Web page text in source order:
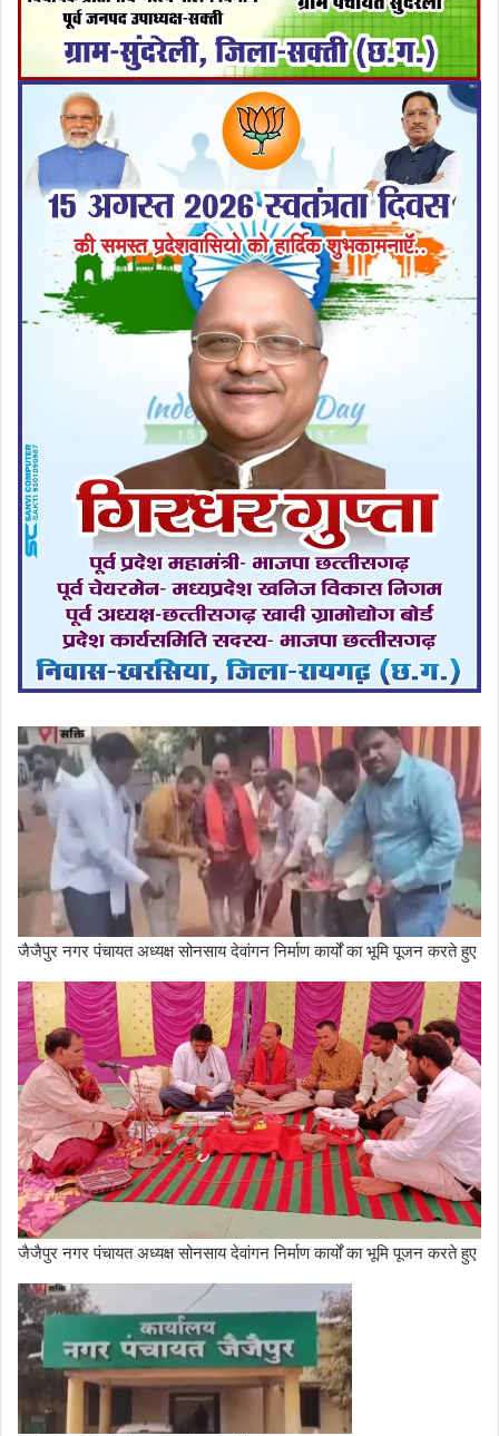
जैजैपुर नगर पंचायत अध्यक्ष सोनसाय देवांगन निर्माण कार्यों का भूमि पूजन करते हुए
जैजैपुर नगर पंचायत अध्यक्ष सोनसाय देवांगन निर्माण कार्यों का भूमि पूजन करते हुए